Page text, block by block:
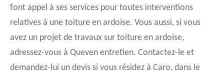
font appel à ses services pour toutes interventions
relatives à une toiture en ardoise. Vous aussi, si vous
avez un projet de travaux sur toiture en ardoise,
adressez-vous à Queven entretien. Contactez-le et
demandez-lui un devis si vous résidez à Caro, dans le